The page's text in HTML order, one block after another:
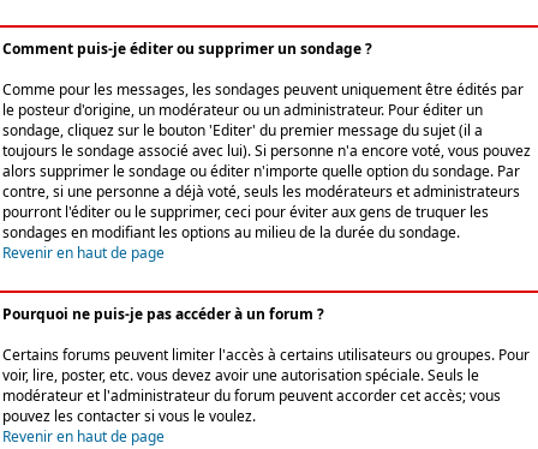
Comment puis-je éditer ou supprimer un sondage ?
Comme pour les messages, les sondages peuvent uniquement être édités par
le posteur d'origine, un modérateur ou un administrateur. Pour éditer un
sondage, cliquez sur le bouton 'Editer' du premier message du sujet (il a
toujours le sondage associé avec lui). Si personne n'a encore voté, vous pouvez
alors supprimer le sondage ou éditer n'importe quelle option du sondage. Par
contre, si une personne a déjà voté, seuls les modérateurs et administrateurs
pourront l'éditer ou le supprimer, ceci pour éviter aux gens de truquer les
sondages en modifiant les options au milieu de la durée du sondage.
Revenir en haut de page
Pourquoi ne puis-je pas accéder à un forum ?
Certains forums peuvent limiter l'accès à certains utilisateurs ou groupes. Pour
voir, lire, poster, etc. vous devez avoir une autorisation spéciale. Seuls le
modérateur et l'administrateur du forum peuvent accorder cet accès; vous
pouvez les contacter si vous le voulez.
Revenir en haut de page